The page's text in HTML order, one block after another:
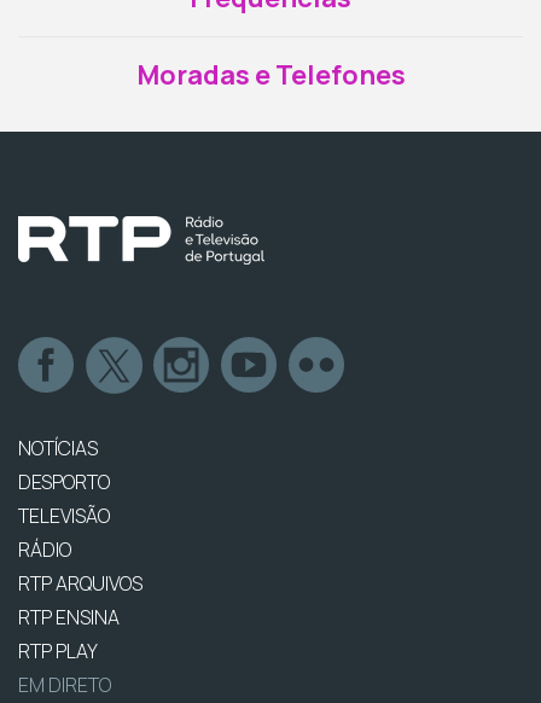
Moradas e Telefones
NOTÍCIAS
DESPORTO
TELEVISÃO
RÁDIO
RTP ARQUIVOS
RTP ENSINA
RTP PLAY
EM DIRETO